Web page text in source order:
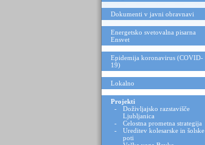
Dokumenti v javni obravnavi
Energetsko svetovalna pisarna
Ensvet
Epidemija koronavirus (COVID-
19)
Lokalno
Projekti
-
Doživljajsko razstavišče
Ljubljanica
-
Celostna prometna strategija
-
Ureditev kolesarske in šolske
poti